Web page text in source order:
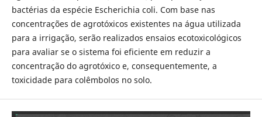
bactérias da espécie Escherichia coli. Com base nas
concentrações de agrotóxicos existentes na água utilizada
para a irrigação, serão realizados ensaios ecotoxicológicos
para avaliar se o sistema foi eficiente em reduzir a
concentração do agrotóxico e, consequentemente, a
toxicidade para colêmbolos no solo.